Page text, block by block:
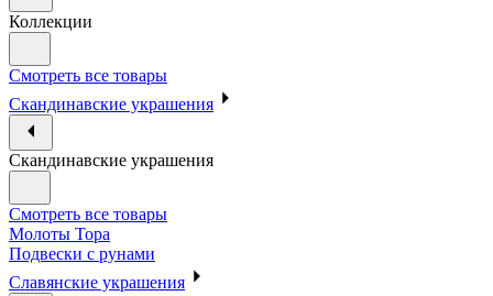
Коллекции
Смотреть все товары
Скандинавские украшения
Скандинавские украшения
Смотреть все товары
Молоты Тора
Подвески с рунами
Славянские украшения